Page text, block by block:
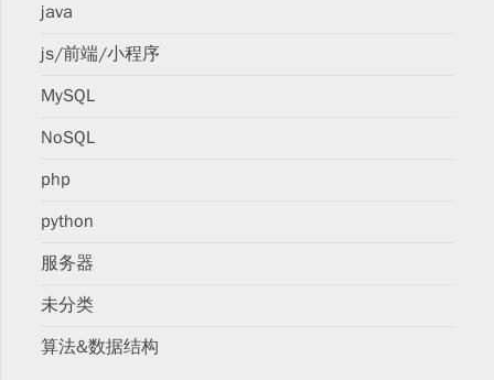
java
js/前端/小程序
MySQL
NoSQL
php
python
服务器
未分类
算法&数据结构